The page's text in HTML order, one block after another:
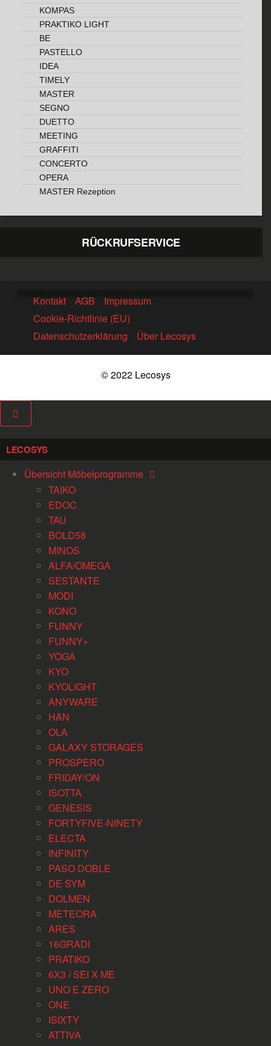
KOMPAS
PRAKTIKO LIGHT
BE
PASTELLO
IDEA
TIMELY
MASTER
SEGNO
DUETTO
MEETING
GRAFFITI
CONCERTO
OPERA
MASTER Rezeption
RÜCKRUFSERVICE
Kontakt AGB
Impressum
Cookie-Richtlinie (EU)
Datenschutzerklärung
Über Lecosys
© 2022 Lecosys
LECOSYS
Übersicht Möbelprogramme
TAIKO
EDOC
TAU
BOLD58
MINOS
ALFA/OMEGA
SESTANTE
MODI
KONO
FUNNY
FUNNY+
YOGA
KYO
KYOLIGHT
ANYWARE
HAN
OLA
GALAXY STORAGES
PROSPERO
FRIDAY/ON
ISOTTA
GENESIS
FORTYFIVE-NINETY
ELECTA
INFINITY
PASO DOBLE
DE SYM
DOLMEN
METEORA
ARES
16GRADI
PRATIKO
6X3 / SEI X ME
UNO E ZERO
ONE
ISIXTY
ATTIVA